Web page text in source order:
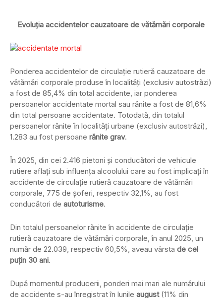
Evoluția accidentelor cauzatoare de vătămări corporale
Ponderea accidentelor de circulaţie rutieră cauzatoare de
vătămări corporale produse în localităţi (exclusiv autostrăzi)
a fost de 85,4% din total accidente, iar ponderea
persoanelor accidentate mortal sau rănite a fost de 81,6%
din total persoane accidentate. Totodată, din totalul
persoanelor rănite ȋn localităţi urbane (exclusiv autostrăzi),
1.283 au fost persoane rănite grav.
În 2025, din cei 2.416 pietoni şi conducători de vehicule
rutiere aflaţi sub influenţa alcoolului care au fost implicaţi în
accidente de circulaţie rutieră cauzatoare de vătămări
corporale, 775 de șoferi, respectiv 32,1%, au fost
conducători de autoturisme.
Din totalul persoanelor rănite în accidente de circulaţie
rutieră cauzatoare de vătămări corporale, în anul 2025, un
număr de 22.039, respectiv 60,5%, aveau vârsta de cel
puţin 30 ani.
După momentul producerii, ponderi mai mari ale numărului
de accidente s-au înregistrat în lunile august(11% din